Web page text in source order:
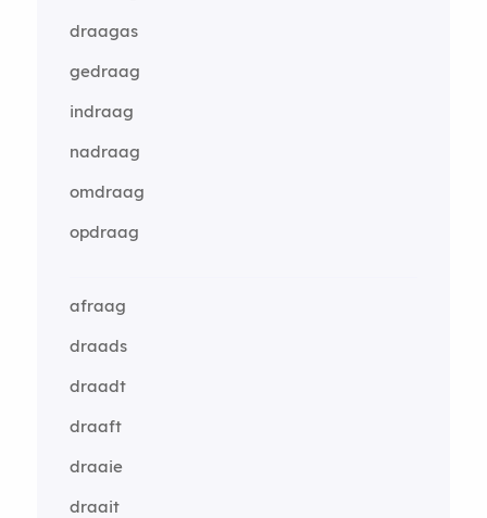
draagas
gedraag
indraag
nadraag
omdraag
opdraag
afraag
draads
draadt
draaft
draaie
draait